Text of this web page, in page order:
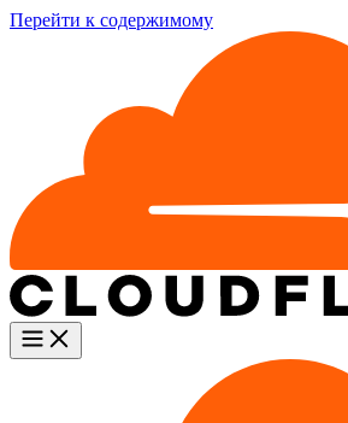
Перейти к содержимому